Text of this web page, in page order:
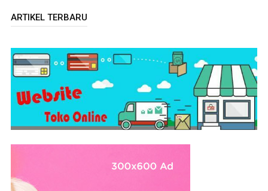
ARTIKEL TERBARU